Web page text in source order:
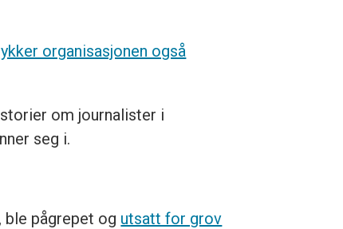
organisasjonen også
om journalister i
seg i.
ble pågrepet og utsatt for grov